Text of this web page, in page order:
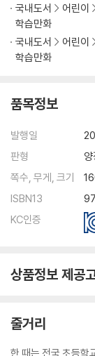
국내도서
어린이
학습만화
국내도서
어린이
학습만화
품목정보
발행일
판형
쪽수, 무게, 크기
ISBN13
KC인증
상품정보 제공
줄거리
한 때는 전국 초등학